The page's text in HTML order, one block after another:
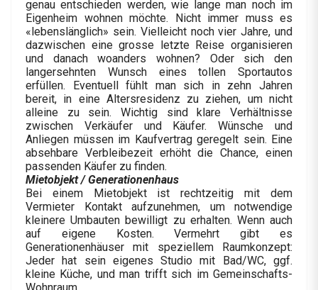
genau entschieden werden, wie lange man noch im
Eigenheim wohnen möchte. Nicht immer muss es
«lebenslänglich» sein. Vielleicht noch vier Jahre, und
dazwischen eine grosse letzte Reise organisieren
und danach woanders wohnen? Oder sich den
langersehnten Wunsch eines tollen Sportautos
erfüllen. Eventuell fühlt man sich in zehn Jahren
bereit, in eine Altersresidenz zu ziehen, um nicht
alleine zu sein. Wichtig sind klare Verhältnisse
zwischen Verkäufer und Käufer. Wünsche und
Anliegen müssen im Kaufvertrag geregelt sein. Eine
absehbare Verbleibezeit erhöht die Chance, einen
passenden Käufer zu finden.
Mietobjekt / Generationenhaus
Bei einem Mietobjekt ist rechtzeitig mit dem
Vermieter Kontakt aufzunehmen, um notwendige
kleinere Umbauten bewilligt zu erhalten. Wenn auch
auf eigene Kosten. Vermehrt gibt es
Generationenhäuser mit speziellem Raumkonzept:
Jeder hat sein eigenes Studio mit Bad/WC, ggf.
kleine Küche, und man trifft sich im Gemeinschafts-